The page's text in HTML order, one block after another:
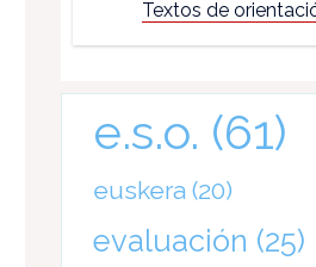
Textos de
e.s.o. (61)
euskera (20)
evaluación (25)